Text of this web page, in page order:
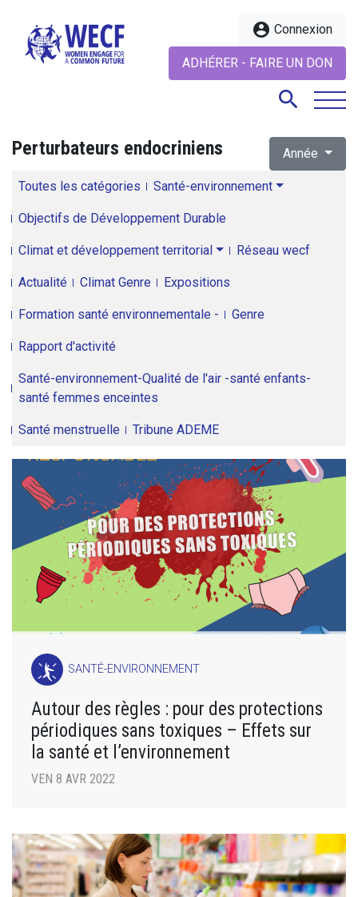
account_circle Connexion
ADHÉRER - FAIRE UN DON
search
Perturbateurs endocriniens Année
Toutes les catégories Santé-environnement
Objectifs de Développement Durable
Climat et développement territorial Réseau wecf
Actualité Climat Genre Expositions
Formation santé environnementale - Genre
Rapport d'activité
Santé-environnement-Qualité de l'air -santé enfants-
santé femmes enceintes
Santé menstruelle Tribune ADEME
SANTÉ-ENVIRONNEMENT
Autour des règles : pour des protections
périodiques sans toxiques – Effets sur
la santé et l’environnement
VEN 8 AVR 2022